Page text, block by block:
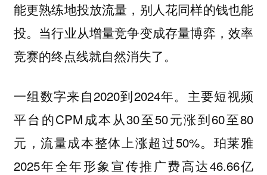
能更熟练地投放流量，别人花同样的钱也能
投。当行业从增量竞争变成存量博弈，效率
竞赛的终点线就自然消失了。
一组数字来自2020到2024年。主要短视频
平台的CPM成本从30至50元涨到60至80
元，流量成本整体上涨超过50%。珀莱雅
2025年全年形象宣传推广费高达46.66亿